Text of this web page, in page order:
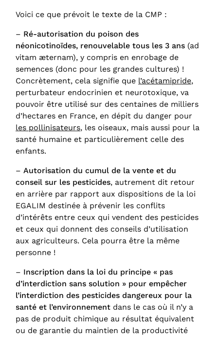
Voici ce que prévoit le texte de la CMP :
– Ré-autorisation du poison des
néonicotinoïdes, renouvelable tous les 3 ans (ad
vitam æternam), y compris en enrobage de
semences (donc pour les grandes cultures) !
Concrètement, cela signifie que l’acétamipride,
perturbateur endocrinien et neurotoxique, va
pouvoir être utilisé sur des centaines de milliers
d’hectares en France, en dépit du danger pour
les pollinisateurs, les oiseaux, mais aussi pour la
santé humaine et particulièrement celle des
enfants.
– Autorisation du cumul de la vente et du
conseil sur les pesticides, autrement dit retour
en arrière par rapport aux dispositions de la loi
EGALIM destinée à prévenir les conflits
d’intérêts entre ceux qui vendent des pesticides
et ceux qui donnent des conseils d’utilisation
aux agriculteurs. Cela pourra être la même
personne !
– Inscription dans la loi du principe « pas
d’interdiction sans solution » pour empêcher
l’interdiction des pesticides dangereux pour la
santé et l’environnement dans le cas où il n’y a
pas de produit chimique au résultat équivalent
ou de garantie du maintien de la productivité